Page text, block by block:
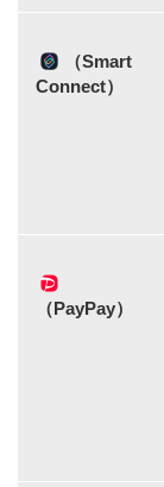
（Smart
Connect）
（PayPay）